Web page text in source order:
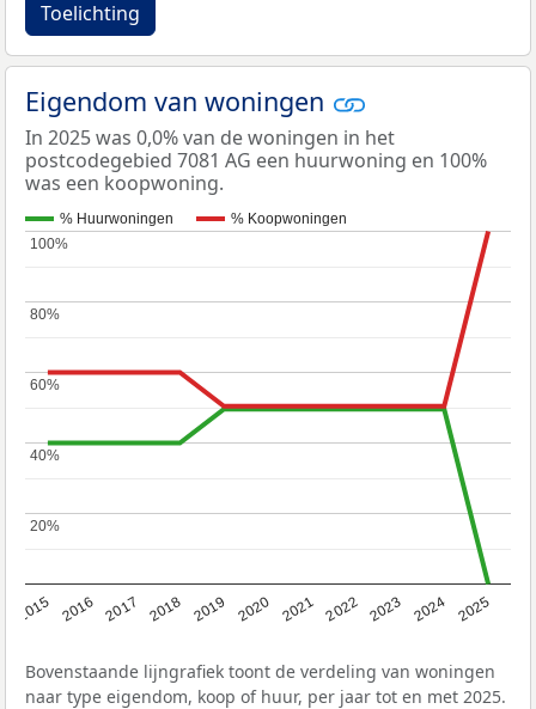
Toelichting
Eigendom van woningen
In 2025 was 0,0% van de woningen in het
postcodegebied 7081 AG een huurwoning en 100%
was een koopwoning.
% Huurwoningen % Koopwoningen
2015 2016 2017 2018 2019 2020 2021 2022 2023 2024 2025
20%
20%
40%
40%
60%
60%
80%
80%
100%
100%
Bovenstaande lijngrafiek toont de verdeling van woningen
naar type eigendom, koop of huur, per jaar tot en met 2025.